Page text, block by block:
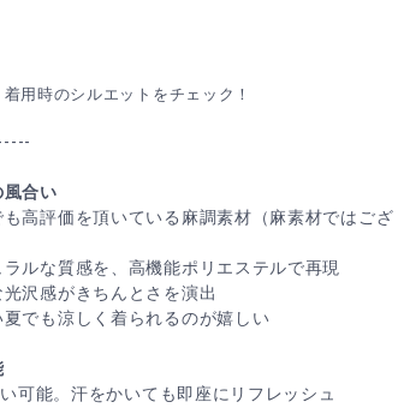
着用時のシルエットをチェック！
合い
も高評価を頂いている麻調素材（麻素材ではござ
ルな質感を、高機能ポリエステルで再現
沢感がきちんとさを演出
でも涼しく着られるのが嬉しい
可能。汗をかいても即座にリフレッシュ